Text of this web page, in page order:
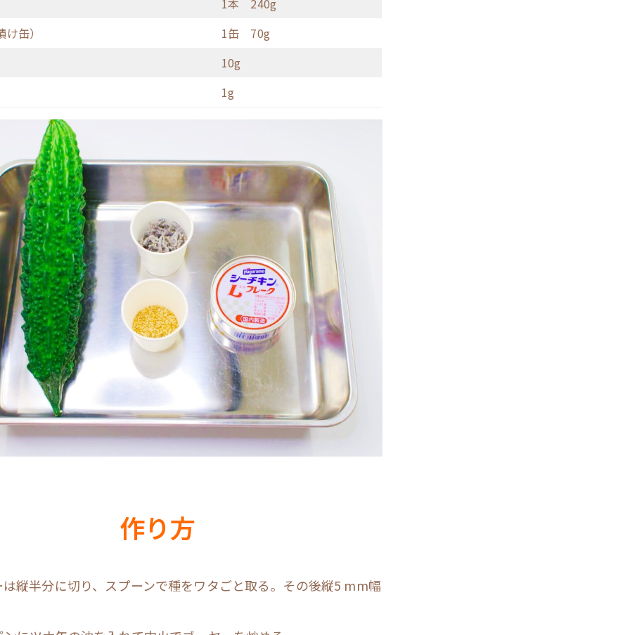
缶）
1缶 70g
10g
1g
作り方
縦半分に切り、スプーンで種をワタごと取る。その後縦5 mm幅